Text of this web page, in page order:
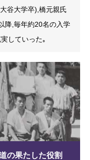
谷大学卒),橋元親氏
降,毎年約20名の入学
していった｡
の果たした役割